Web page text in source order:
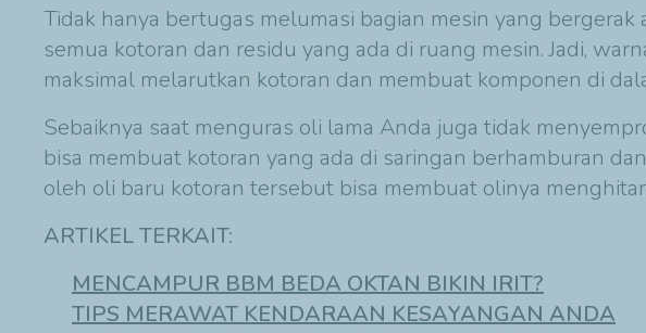
Tidak hanya bertugas melumasi bagian mesin yang
semua kotoran dan residu yang ada di ruang mesin. Jadi,
maksimal melarutkan kotoran dan membuat komponen di
Sebaiknya saat menguras oli lama Anda juga tidak
bisa membuat kotoran yang ada di saringan berhamburan
oleh oli baru kotoran tersebut bisa membuat olinya
ARTIKEL TERKAIT:
MENCAMPUR BBM BEDA OKTAN BIKIN IRIT?
TIPS MERAWAT KENDARAAN KESAYANGAN ANDA